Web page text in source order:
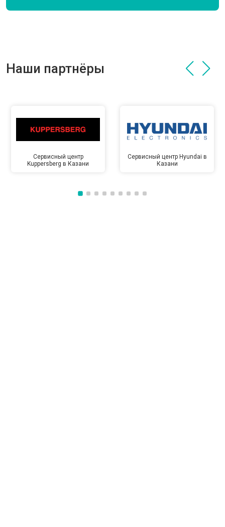
Наши партнёры
Сервисный центр
Kuppersberg в Казани
Сервисный центр Hyundai в
Казани